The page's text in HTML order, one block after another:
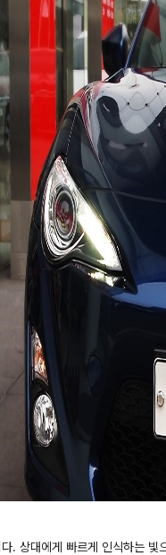
. 상대에게 빠르게 인식하는 빛